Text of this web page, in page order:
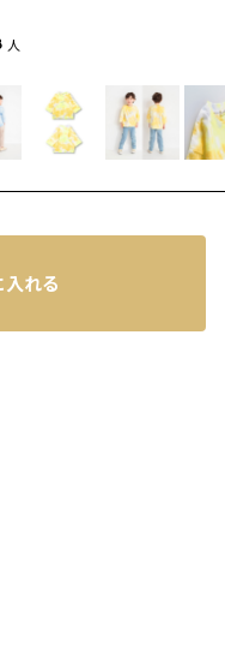
人
れる